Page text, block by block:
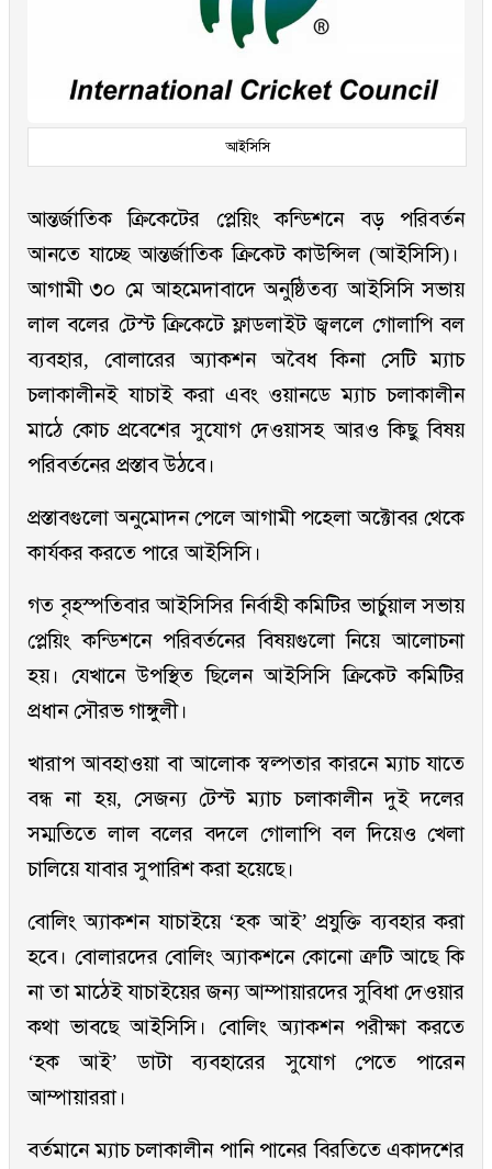
আইসিসি
আন্তর্জাতিক ক্রিকেটের প্লেয়িং কন্ডিশনে বড় পরিবর্তন
আনতে যাচ্ছে আন্তর্জাতিক ক্রিকেট কাউন্সিল (আইসিসি)।
আগামী ৩০ মে আহমেদাবাদে অনুষ্ঠিতব্য আইসিসি সভায়
লাল বলের টেস্ট ক্রিকেটে ফ্লাডলাইট জ্বললে গোলাপি বল
ব্যবহার, বোলারের অ্যাকশন অবৈধ কিনা সেটি ম্যাচ
চলাকালীনই যাচাই করা এবং ওয়ানডে ম্যাচ চলাকালীন
মাঠে কোচ প্রবেশের সুযোগ দেওয়াসহ আরও কিছু বিষয়
পরিবর্তনের প্রস্তাব উঠবে।
প্রস্তাবগুলো অনুমোদন পেলে আগামী পহেলা অক্টোবর থেকে
কার্যকর করতে পারে আইসিসি।
গত বৃহস্পতিবার আইসিসির নির্বাহী কমিটির ভার্চুয়াল সভায়
প্লেয়িং কন্ডিশনে পরিবর্তনের বিষয়গুলো নিয়ে আলোচনা
হয়। যেখানে উপস্থিত ছিলেন আইসিসি ক্রিকেট কমিটির
প্রধান সৌরভ গাঙ্গুলী।
খারাপ আবহাওয়া বা আলোক স্বল্পতার কারনে ম্যাচ যাতে
বন্ধ না হয়, সেজন্য টেস্ট ম্যাচ চলাকালীন দুই দলের
সম্মতিতে লাল বলের বদলে গোলাপি বল দিয়েও খেলা
চালিয়ে যাবার সুপারিশ করা হয়েছে।
বোলিং অ্যাকশন যাচাইয়ে ‘হক আই’ প্রযুক্তি ব্যবহার করা
হবে। বোলারদের বোলিং অ্যাকশনে কোনো ত্রুটি আছে কি
না তা মাঠেই যাচাইয়ের জন্য আম্পায়ারদের সুবিধা দেওয়ার
কথা ভাবছে আইসিসি। বোলিং অ্যাকশন পরীক্ষা করতে
‘হক আই’ ডাটা ব্যবহারের সুযোগ পেতে পারেন
আম্পায়াররা।
বর্তমানে ম্যাচ চলাকালীন পানি পানের বিরতিতে একাদশের